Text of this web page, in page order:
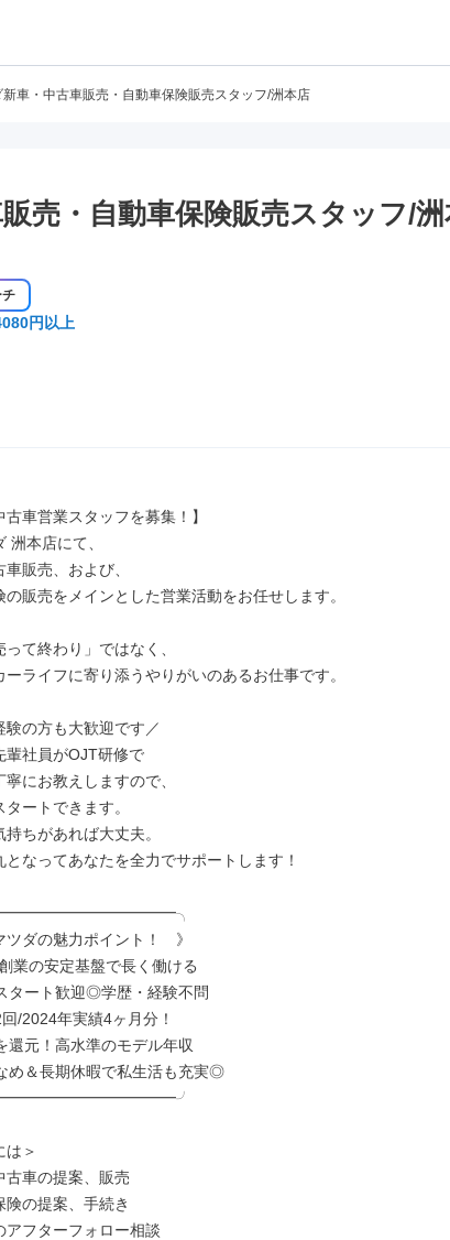
新車・中古車販売・自動車保険販売スタッフ/洲本店
売・自動車保険販売スタッフ/
円以上
古車営業スタッフを募集！】
洲本店にて、
販売、および、
の販売をメインとした営業活動をお任せします。
って終わり」ではなく、
ーライフに寄り添うやりがいのあるお仕事です。
験の方も大歓迎です／
輩社員がOJT研修で
寧にお教えしますので、
ートできます。
ちがあれば大丈夫。
となってあなたを全力でサポートします！
ツダの魅力ポイント！　》
業の安定基盤で長く働ける
タート歓迎◎学歴・経験不問
/2024年実績4ヶ月分！
還元！高水準のモデル年収
め＆長期休暇で私生活も充実◎
は＞
古車の提案、販売
険の提案、手続き
アフターフォロー相談